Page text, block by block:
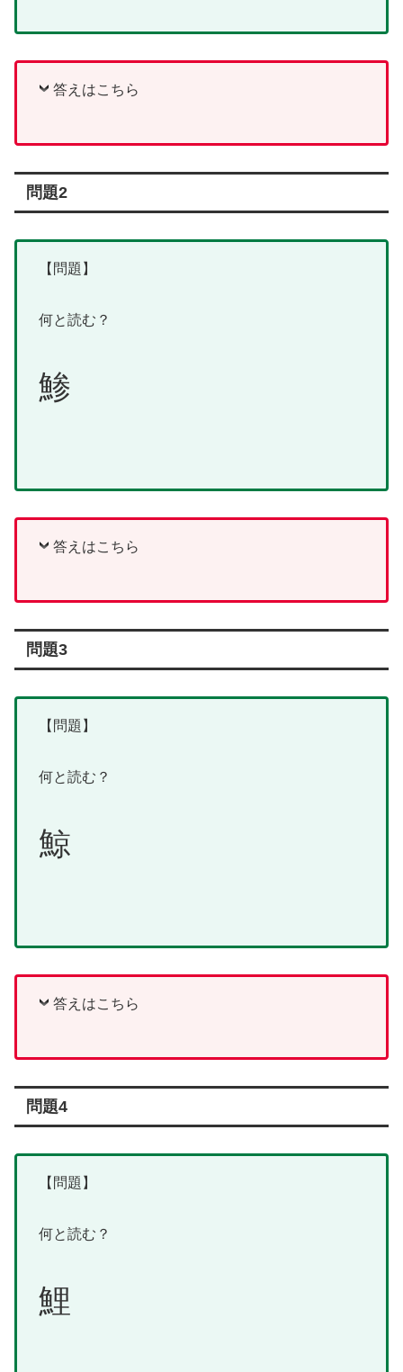
答えはこちら
問題2
【問題】
何と読む？
鯵
答えはこちら
問題3
【問題】
何と読む？
鯨
答えはこちら
問題4
【問題】
何と読む？
鯉